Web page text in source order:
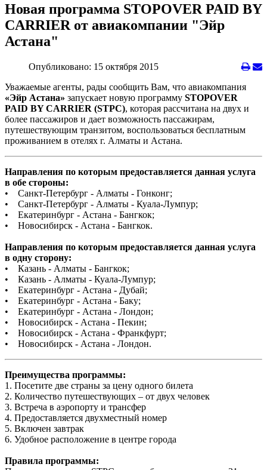
Новая программа STOPOVER PAID BY
CARRIER от авиакомпании "Эйр
Астана"
Опубликовано: 15 октября 2015
Уважаемые агенты, рады сообщить Вам, что авиакомпания
«Эйр Астана» запускает новую программу STOPOVER
PAID BY CARRIER (STPC), которая рассчитана на двух и
более пассажиров и дает возможность пассажирам,
путешествующим транзитом, воспользоваться бесплатным
проживанием в отелях г. Алматы и Астана.
Направления по которым предоставляется данная услуга
в обе стороны:
• Санкт-Петербург - Алматы - Гонконг;
• Санкт-Петербург - Алматы - Куала-Лумпур;
• Екатеринбург - Астана - Бангкок;
• Новосибирск - Астана - Бангкок.
Направления по которым предоставляется данная услуга
в одну сторону:
• Казань - Алматы - Бангкок;
• Казань - Алматы - Куала-Лумпур;
• Екатеринбург - Астана - Дубай;
• Екатеринбург - Астана - Баку;
• Екатеринбург - Астана - Лондон;
• Новосибирск - Астана - Пекин;
• Новосибирск - Астана - Франкфурт;
• Новосибирск - Астана - Лондон.
Преимущества программы:
1. Посетите две страны за цену одного билета
2. Количество путешествующих – от двух человек
3. Встреча в аэропорту и трансфер
4. Предоставляется двухместный номер
5. Включен завтрак
6. Удобное расположение в центре города
Правила программы: